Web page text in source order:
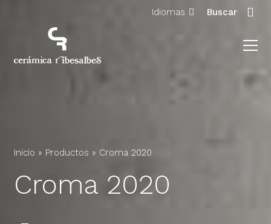
Idiomas Buscar
Inicio » Productos » Croma 2020
Croma 2020